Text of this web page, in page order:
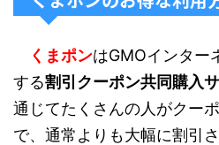
くまポンはGMOインター
する割引クーポン共同購入
通じてたくさんの人がクー
で、通常よりも大幅に割引